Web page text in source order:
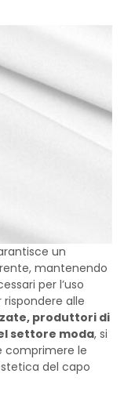
un
mantenendo
per l’uso
alle
produttori di
settore moda, si
comprimere le
del capo